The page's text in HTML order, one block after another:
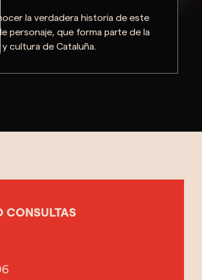
la verdadera historia de este
personaje, que forma parte de la
y cultura de Cataluña.
CONSULTAS